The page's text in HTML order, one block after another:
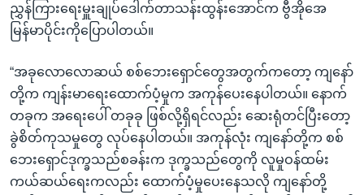
ညွှန်ကြားရေးမှူးချုပ်ဒေါက်တာသန်းထွန်းအောင်က ဗွီအိုအေ
မြန်မာပိုင်းကိုပြောပါတယ်။
“အခုလောလောဆယ် စစ်ဘေးရှောင်တွေအတွက်ကတော့ ကျနော်
တို့က ကျန်းမာရေးထောက်ပံ့မှုက အကုန်ပေးနေပါတယ်။ နောက်
တခုက အရေးပေါ် တခုခု ဖြစ်လို့ရှိရင်လည်း ဆေးရုံတင်ပြီးတော့
ခွဲစိတ်ကုသမှုတွေ လုပ်နေပါတယ်။ အကုန်လုံး ကျနော်တို့က စစ်
ဘေးရှောင်ဒုက္ခသည်စခန်းက ဒုက္ခသည်တွေကို လူမှုဝန်ထမ်း
ကယ်ဆယ်ရေးကလည်း ထောက်ပံ့မှုပေးနေသလို ကျနော်တို့